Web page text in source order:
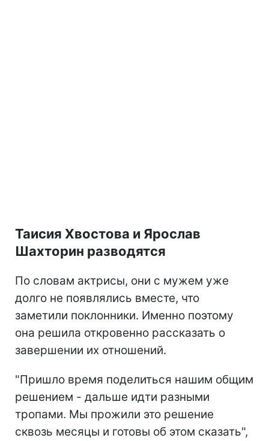
Таисия Хвостова и Ярослав
Шахторин разводятся
По словам актрисы, они с мужем уже
долго не появлялись вместе, что
заметили поклонники. Именно поэтому
она решила откровенно рассказать о
завершении их отношений.
"Пришло время поделиться нашим общим
решением - дальше идти разными
тропами. Мы прожили это решение
сквозь месяцы и готовы об этом сказать",